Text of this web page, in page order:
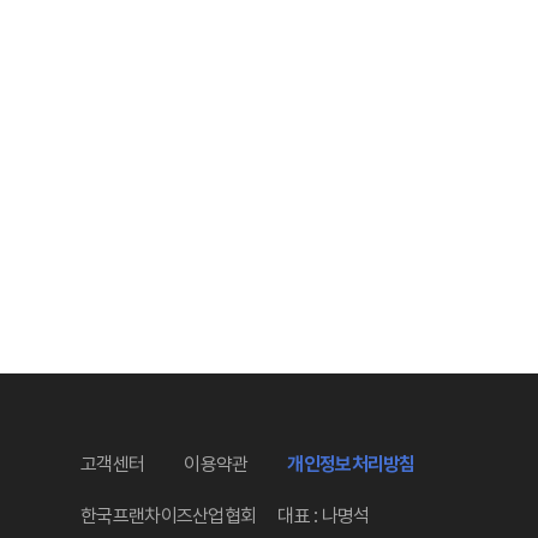
고객센터 이용약관 개인정보처리방침
한국프랜차이즈산업협회
대표 : 나명석